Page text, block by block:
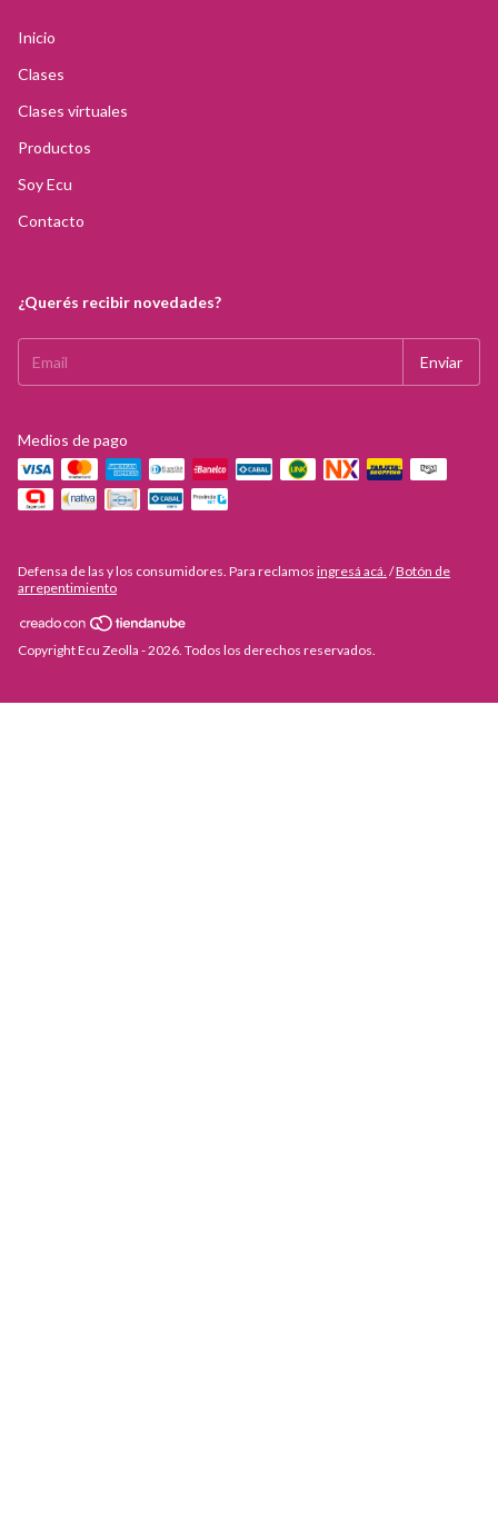
Inicio
Clases
Clases virtuales
Productos
Soy Ecu
Contacto
¿Querés recibir novedades?
Medios de pago
Defensa de las y los consumidores. Para reclamos ingresá acá. /Botón de
arrepentimiento
Copyright Ecu Zeolla - 2026. Todos los derechos reservados.